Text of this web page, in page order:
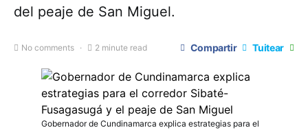
del peaje de San Miguel.
No comments 2 minute read Compartir Tuitear
Gobernador de Cundinamarca explica estrategias para el